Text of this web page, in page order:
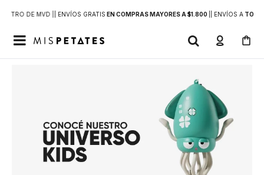
DE MVD | | ENVÍOS GRATIS EN COMPRAS MAYORES A $1.800 | ENVÍOS ATODO
